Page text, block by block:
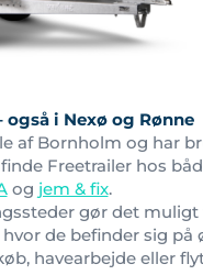
i Nexø og Rønne
af Bornholm og har
Freetrailer hos
og jem & fix.
gør det
de befinder sig
havearbejde eller